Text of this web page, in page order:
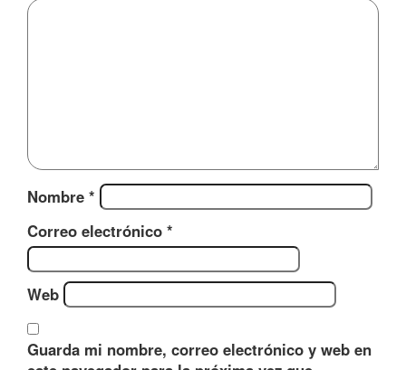
Nombre *
Correo electrónico *
Web
Guarda mi nombre, correo electrónico y web en